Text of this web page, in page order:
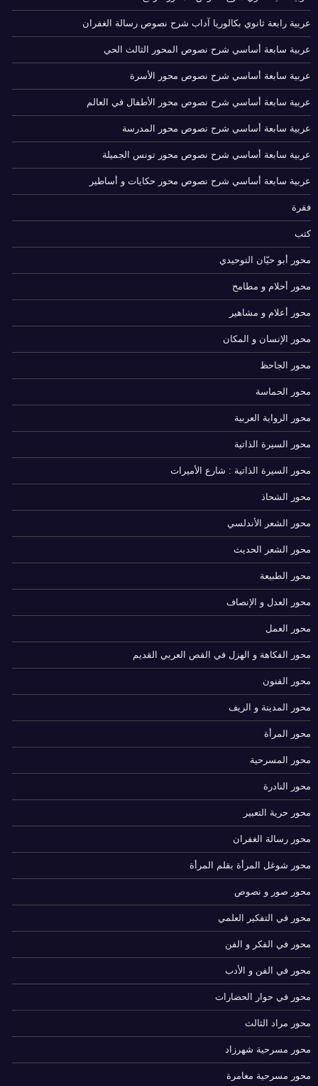
عربية رابعة ثانوي بكالوريا آداب شرح نصوص رسالة الغفران
عربية سابعة أساسي شرح نصوص المحور الثالث الحي
عربية سابعة أساسي شرح نصوص محور الأسرة
عربية سابعة أساسي شرح نصوص محور الأطفال في العالم
عربية سابعة أساسي شرح نصوص محور المدرسة
عربية سابعة أساسي شرح نصوص محور تونس الجميلة
عربية سابعة أساسي شرح نصوص محور حكايات و أساطير
فقرة
كتب
محور أبو حيّان التوحيدي
محور أحلام و مطامح
محور أعلام و مشاهير
محور الإنسان و المكان
محور الجاحظ
محور الحماسة
محور الرواية العربية
محور السيرة الذاتية
محور السيرة الذاتية : شارع الأميرات
محور الشحاذ
محور الشعر الأندلسي
محور الشعر الحديث
محور الطبيعة
محور العدل و الإنصاف
محور العمل
محور الفكاهة و الهزل في القص العربي القديم
محور الفنون
محور المدينة و الريف
محور المرأة
محور المسرحية
محور النادرة
محور حرية التعبير
محور رسالة الغفران
محور شوغل المرأة بقلم المرأة
محور صور و نصوص
محور في التفكير العلمي
محور في الفكر و الفن
محور في الفن و الأدب
محور في حوار الحضارات
محور مراد الثالث
محور مسرحية شهرزاد
محور مسرحية مغامرة